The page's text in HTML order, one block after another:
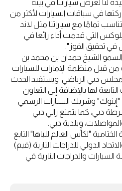
لنا لعرض سياراتنا في بيئة
في سباقات السيارات لأكثر من
تمامًا مع سياراتنا مثل لاند
التي قدمت أداء رائعا في
في تحقيق الفوز".
الشيخ حمدان بن محمد بن
قبل منظمة الإمارات للسيارات
مجلس دبي الرياضي، ويستفيد الحدث
لها بالإضافة إلى التعاون
وشريك السيارات الرسمي
دبي، كما يتمتع رالي دبي
وبلدية دبي.
"لكأس العالم للباها" التابع
الدولي للدراجات النارية (فيم)
السيارات والدراجات النارية في